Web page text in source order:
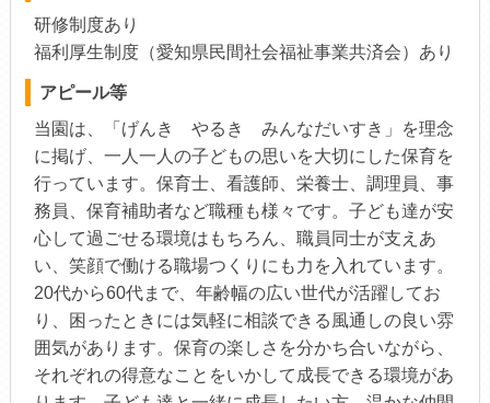
研修制度あり
福利厚生制度（愛知県民間社会福祉事業共済会）あり
アピール等
当園は、「げんき やるき みんなだいすき」を理念
に掲げ、一人一人の子どもの思いを大切にした保育を
行っています。保育士、看護師、栄養士、調理員、事
務員、保育補助者など職種も様々です。子ども達が安
心して過ごせる環境はもちろん、職員同士が支えあ
い、笑顔で働ける職場つくりにも力を入れています。
20代から60代まで、年齢幅の広い世代が活躍してお
り、困ったときには気軽に相談できる風通しの良い雰
囲気があります。保育の楽しさを分かち合いながら、
それぞれの得意なことをいかして成長できる環境があ